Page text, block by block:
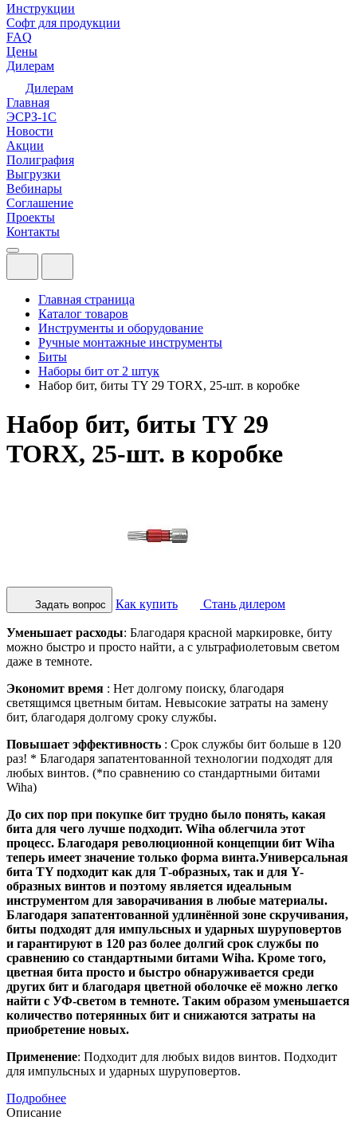
Инструкции
Софт для продукции
FAQ
Цены
Дилерам
Дилерам
Главная
ЭСРЗ-1С
Новости
Акции
Полиграфия
Выгрузки
Вебинары
Соглашение
Проекты
Контакты
Главная страница
Каталог товаров
Инструменты и оборудование
Ручные монтажные инструменты
Биты
Наборы бит от 2 штук
Набор бит, биты TY 29 TORX, 25-шт. в коробке
Набор бит, биты TY 29
TORX, 25-шт. в коробке
Задать вопрос Как купить Стань дилером
Уменьшает расходы: Благодаря красной маркировке, биту
можно быстро и просто найти, а с ультрафиолетовым светом
даже в темноте.
Экономит время : Нет долгому поиску, благодаря
светящимся цветным битам. Невысокие затраты на замену
бит, благодаря долгому сроку службы.
Повышает эффективность : Срок службы бит больше в 120
раз! * Благодаря запатентованной технологии подходят для
любых винтов. (*по сравнению со стандартными битами
Wiha)
До сих пор при покупке бит трудно было понять, какая
бита для чего лучше подходит. Wiha облегчила этот
процесс. Благодаря революционной концепции бит Wiha
теперь имеет значение только форма винта.Универсальная
бита TY подходит как для Т-образных, так и для Y-
образных винтов и поэтому является идеальным
инструментом для заворачивания в любые материалы.
Благодаря запатентованной удлинённой зоне скручивания,
биты подходят для импульсных и ударных шуруповертов
и гарантируют в 120 раз более долгий срок службы по
сравнению со стандартными битами Wiha. Кроме того,
цветная бита просто и быстро обнаруживается среди
других бит и благодаря цветной оболочке её можно легко
найти с УФ-светом в темноте. Таким образом уменьшается
количество потерянных бит и снижаются затраты на
приобретение новых.
Применение: Подходит для любых видов винтов. Подходит
для импульсных и ударных шуруповертов.
Подробнее
Описание